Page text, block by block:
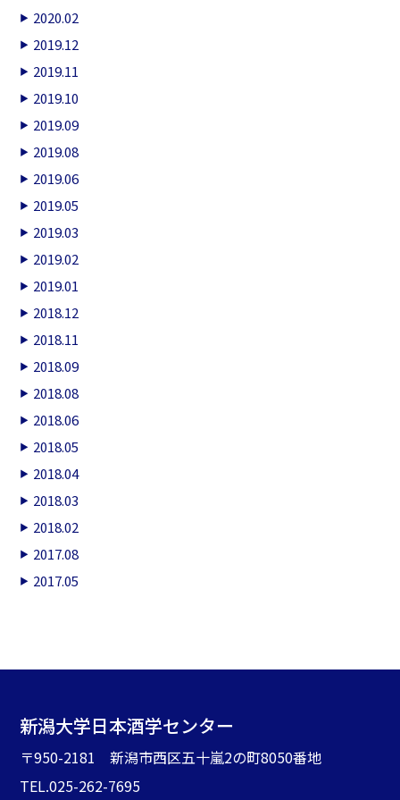
2020.02
2019.12
2019.11
2019.10
2019.09
2019.08
2019.06
2019.05
2019.03
2019.02
2019.01
2018.12
2018.11
2018.09
2018.08
2018.06
2018.05
2018.04
2018.03
2018.02
2017.08
2017.05
新潟大学日本酒学センター
〒950-2181 新潟市西区五十嵐2の町8050番地
TEL.025-262-7695